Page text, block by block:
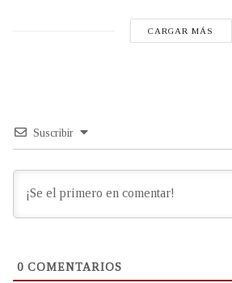
CARGAR MÁS
Suscribir
0 COMENTARIOS